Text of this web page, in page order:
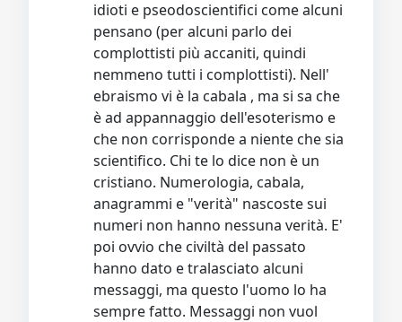
idioti e pseodoscientifici come alcuni
pensano (per alcuni parlo dei
complottisti più accaniti, quindi
nemmeno tutti i complottisti). Nell'
ebraismo vi è la cabala , ma si sa che
è ad appannaggio dell'esoterismo e
che non corrisponde a niente che sia
scientifico. Chi te lo dice non è un
cristiano. Numerologia, cabala,
anagrammi e "verità" nascoste sui
numeri non hanno nessuna verità. E'
poi ovvio che civiltà del passato
hanno dato e tralasciato alcuni
messaggi, ma questo l'uomo lo ha
sempre fatto. Messaggi non vuol